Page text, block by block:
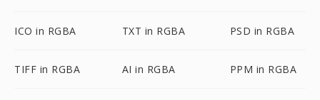
ICO in RGBA TXT in RGBA PSD in RGBA
TIFF in RGBA AI in RGBA PPM in RGBA